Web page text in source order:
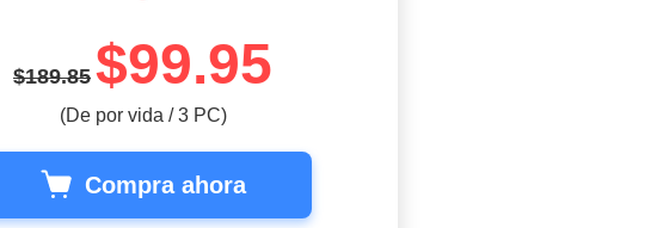
$189.85 $99.95
(De por vida / 3 PC)
Compra ahora